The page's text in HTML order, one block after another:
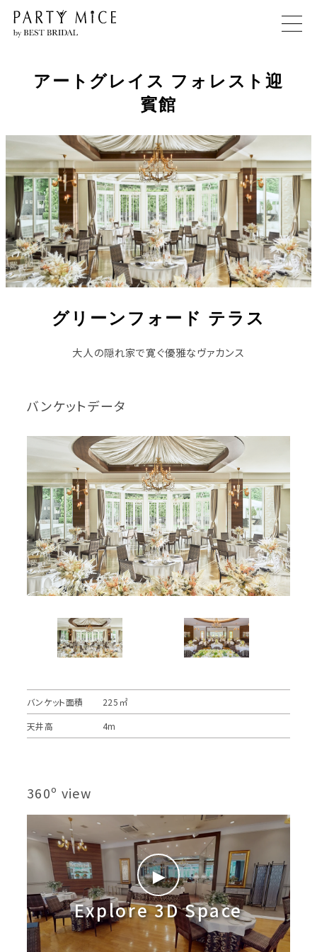
アートグレイス フォレスト迎
賓館
グリーンフォード テラス
大人の隠れ家で寛ぐ優雅なヴァカンス
バンケットデータ
バンケット面積
225㎡
天井高
4m
360º view
►
Explore 3D Space